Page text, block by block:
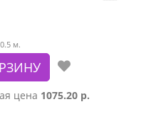
м.
цена 1075.20 р.